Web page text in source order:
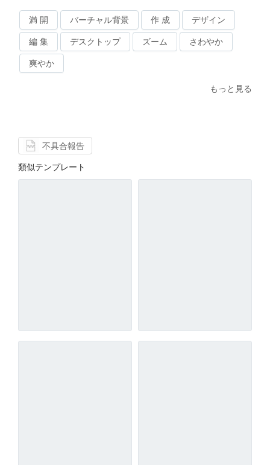
満 開 バーチャル背景 作 成 デザイン
編 集 デスクトップ ズーム さわやか
爽やか
もっと見る
不具合報告
類似テンプレート